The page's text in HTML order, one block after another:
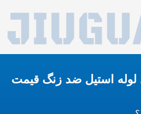
لوله استیل ضد زنگ قیمت